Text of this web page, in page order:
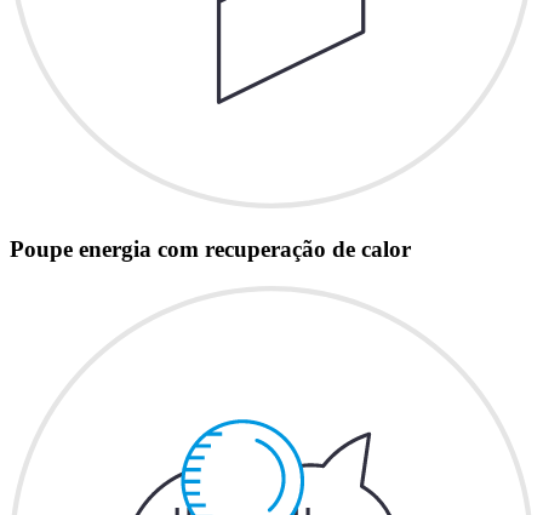
Poupe energia com recuperação de calor